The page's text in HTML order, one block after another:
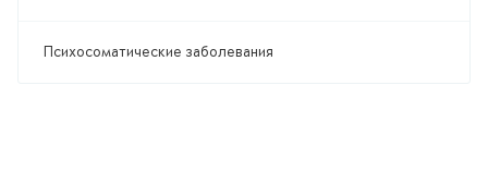
Психосоматические заболевания